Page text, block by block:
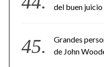
del buen
Grandes
de John